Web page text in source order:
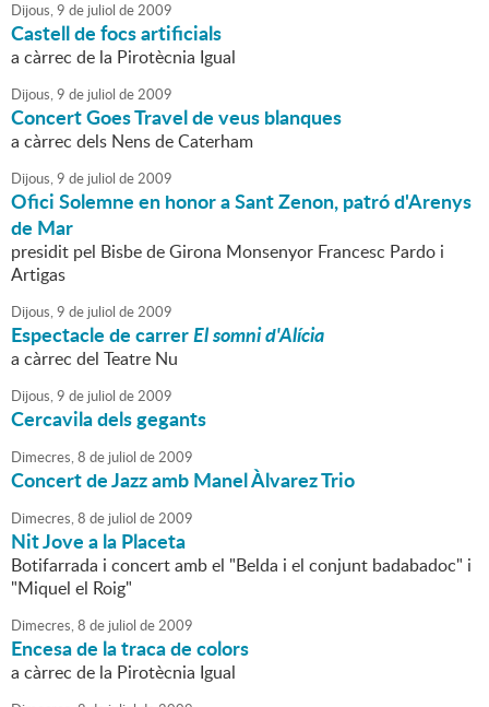
Dijous,9 de juliol de2009
Castell de focs artificials
a càrrec de la Pirotècnia Igual
Dijous,9 de juliol de2009
Concert Goes Travel de veus blanques
a càrrec dels Nens de Caterham
Dijous,9 de juliol de2009
Ofici Solemne en honor a Sant Zenon, patró d'Arenys
de Mar
presidit pel Bisbe de Girona Monsenyor Francesc Pardo i
Artigas
Dijous,9 de juliol de2009
Espectacle de carrerEl somni d'Alícia
a càrrec del Teatre Nu
Dijous,9 de juliol de2009
Cercavila dels gegants
Dimecres,8 de juliol de2009
Concert de Jazz amb Manel Àlvarez Trio
Dimecres,8 de juliol de2009
Nit Jove a la Placeta
Botifarrada i concert amb el "Belda i el conjunt badabadoc" i
"Miquel el Roig"
Dimecres,8 de juliol de2009
Encesa de la traca de colors
a càrrec de la Pirotècnia Igual